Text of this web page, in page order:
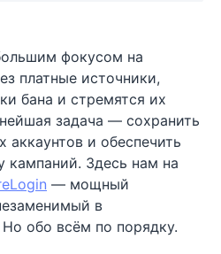
фокусом на
платные источники,
бана и стремятся их
задача — сохранить
аккаунтов и обеспечить
кампаний. Здесь нам на
— мощный
в
обо всём по порядку.